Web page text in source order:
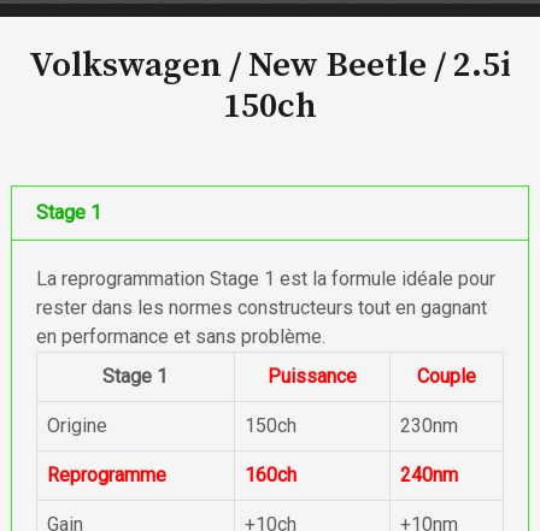
Volkswagen / New Beetle /2.5i
150ch
Stage 1
La reprogrammation Stage 1 est la formule idéale pour
rester dans les normes constructeurs tout en gagnant
en performance et sans problème.
Stage 1
Puissance Couple
Origine 150ch 230nm
Reprogramme 160ch 240nm
Gain +10ch +10nm